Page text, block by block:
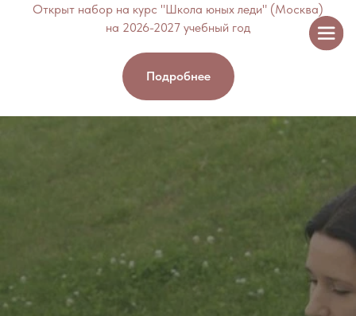
Открыт набор на курс "Школа юных леди" (Москва)
на 2026-2027 учебный год
Подробнее